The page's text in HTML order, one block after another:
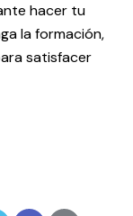
hacer tu
la formación,
satisfacer